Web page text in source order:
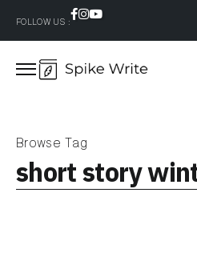
FOLLOW US :
Browse Tag
short story